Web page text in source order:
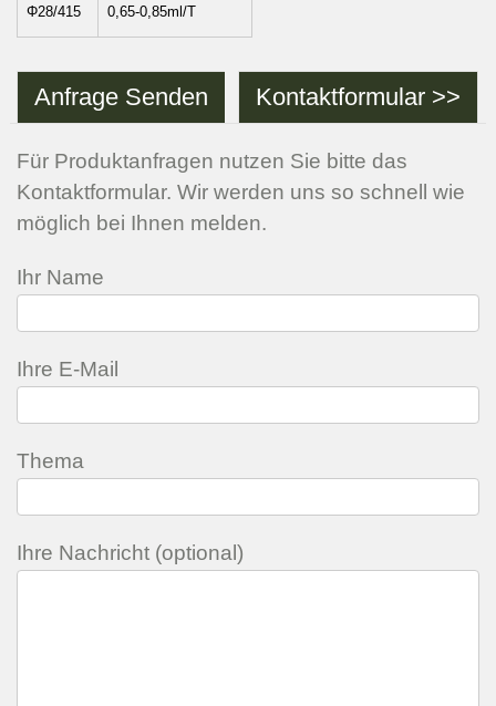
Φ28/415 0,65-0,85ml/T
Anfrage Senden Kontaktformular >>
Für Produktanfragen nutzen Sie bitte das
Kontaktformular. Wir werden uns so schnell wie
möglich bei Ihnen melden.
Ihr Name
Ihre E-Mail
Thema
Ihre Nachricht (optional)